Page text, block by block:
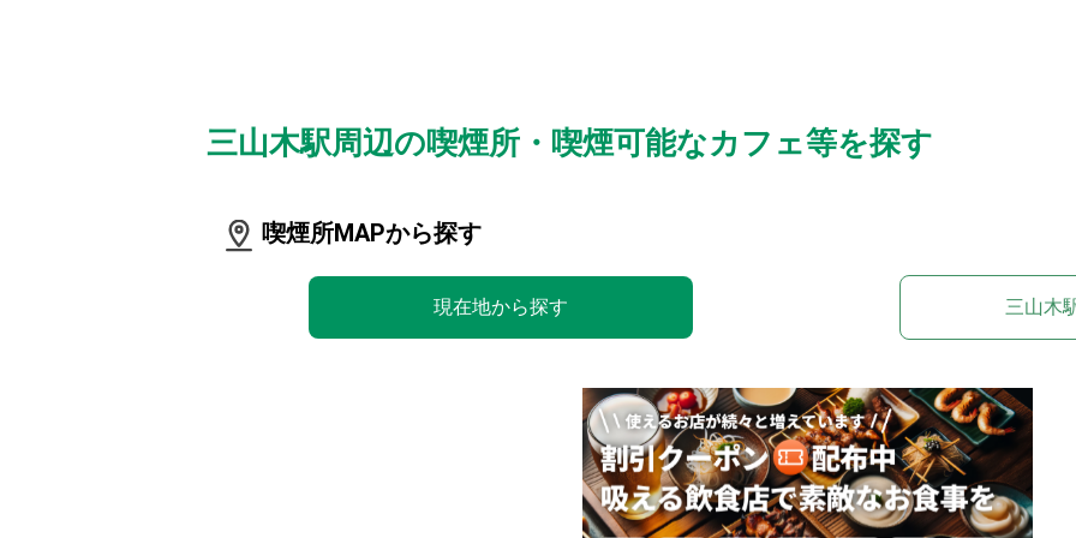
三山木駅周辺の喫煙所・喫煙可能なカフェ等を探す
喫煙所MAPから探す
現在地から探す 三山木